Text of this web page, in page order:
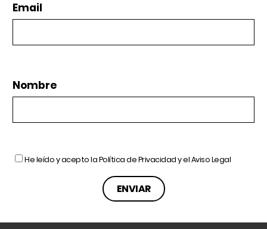
Email
Nombre
He leído y acepto laPolítica de Privacidady elAviso Legal